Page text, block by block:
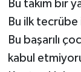
Bu takım bir
Bu ilk
Bu başarılı
kabul